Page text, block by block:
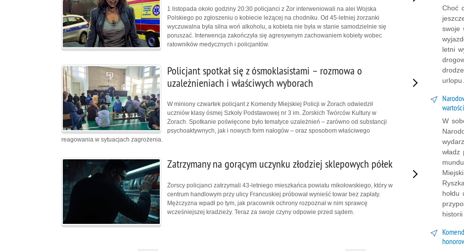
1 listopada około godziny 20:30 policjanci z Żor interweniowali na alei Wojska
Polskiego po zgłoszeniu o kobiecie leżącej na chodniku. Od 45-letniej żorzanki
wyczuwalna była silna woń alkoholu, a kobieta nie była w stanie samodzielnie się
poruszać. Interwencja zakończyła się agresywnym zachowaniem kobiety wobec
ratowników medycznych i policjantów.
Policjant spotkał się z ósmoklasistami – rozmowa o
uzależnieniach i właściwych wyborach
W miniony czwartek policjant z Komendy Miejskiej Policji w Żorach odwiedził
uczniów klasy ósmej Szkoły Podstawowej nr 3 im. Żorskich Twórców Kultury w
Żorach. Spotkanie poświęcone było tematyce uzależnień – zarówno od substancji
psychoaktywnych, jak i nowych form nałogów – oraz sposobom właściwego
reagowania w sytuacjach zagrożenia.
Zatrzymany na gorącym uczynku złodziej sklepowych półek
Żorscy policjanci zatrzymali 43-letniego mieszkańca powiatu mikołowskiego, który w
centrum handlowym przy ulicy Francuskiej próbował wynieść towar bez zapłaty.
Mężczyzna wpadł po tym, jak pracownik ochrony rozpoznał w nim sprawcę
wcześniejszej kradzieży. Teraz za swoje czyny odpowie przed sądem.
Choć
swoje
letni
urlopu.
W
historii